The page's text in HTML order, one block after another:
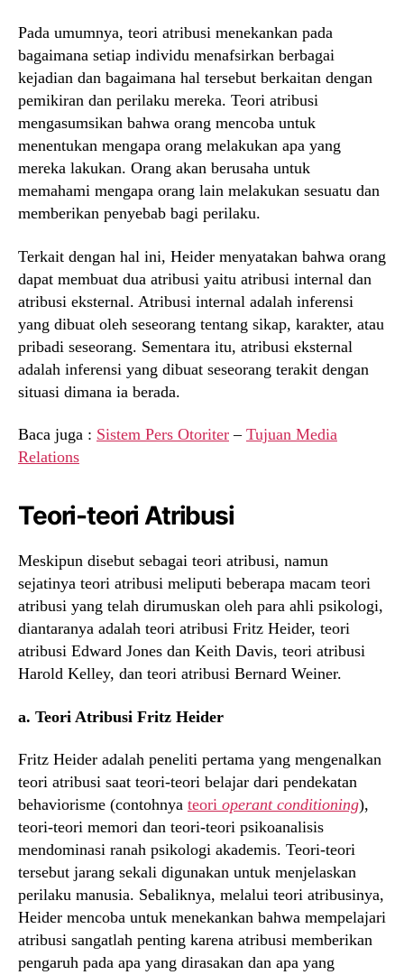
Pada umumnya, teori atribusi menekankan pada
bagaimana setiap individu menafsirkan berbagai
kejadian dan bagaimana hal tersebut berkaitan dengan
pemikiran dan perilaku mereka. Teori atribusi
mengasumsikan bahwa orang mencoba untuk
menentukan mengapa orang melakukan apa yang
mereka lakukan. Orang akan berusaha untuk
memahami mengapa orang lain melakukan sesuatu dan
memberikan penyebab bagi perilaku.
Terkait dengan hal ini, Heider menyatakan bahwa orang
dapat membuat dua atribusi yaitu atribusi internal dan
atribusi eksternal. Atribusi internal adalah inferensi
yang dibuat oleh seseorang tentang sikap, karakter, atau
pribadi seseorang. Sementara itu, atribusi eksternal
adalah inferensi yang dibuat seseorang terakit dengan
situasi dimana ia berada.
Baca juga : Sistem Pers Otoriter – Tujuan Media
Relations
Teori-teori Atribusi
Meskipun disebut sebagai teori atribusi, namun
sejatinya teori atribusi meliputi beberapa macam teori
atribusi yang telah dirumuskan oleh para ahli psikologi,
diantaranya adalah teori atribusi Fritz Heider, teori
atribusi Edward Jones dan Keith Davis, teori atribusi
Harold Kelley, dan teori atribusi Bernard Weiner.
a. Teori Atribusi Fritz Heider
Fritz Heider adalah peneliti pertama yang mengenalkan
teori atribusi saat teori-teori belajar dari pendekatan
behaviorisme (contohnya teori operant conditioning),
teori-teori memori dan teori-teori psikoanalisis
mendominasi ranah psikologi akademis. Teori-teori
tersebut jarang sekali digunakan untuk menjelaskan
perilaku manusia. Sebaliknya, melalui teori atribusinya,
Heider mencoba untuk menekankan bahwa mempelajari
atribusi sangatlah penting karena atribusi memberikan
pengaruh pada apa yang dirasakan dan apa yang